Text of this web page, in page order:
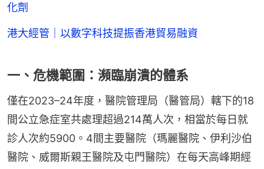
化劑
港大經管｜以數字科技提振香港貿易融資
一、危機範圍：瀕臨崩潰的體系
僅在2023–24年度，醫院管理局（醫管局）轄下的18
間公立急症室共處理超過214萬人次，相當於每日就
診人次約5900。4間主要醫院（瑪麗醫院、伊利沙伯
醫院、威爾斯親王醫院及屯門醫院）在每天高峰期經